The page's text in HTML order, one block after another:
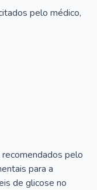
pelo médico,
pelo
para a
de glicose no